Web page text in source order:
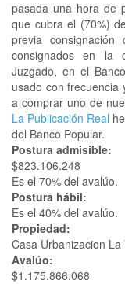
pasada una hora de
que cubra el (70%)
previa
consignados en la
Juzgado, en el
usado con
a comprar uno de
La Publicación Real
del Banco Popular.
Postura admisible:
$823.106.248
Es el 70% del avalúo.
Postura hábil:
Es el 40% del avalúo.
Propiedad:
Casa Urbanizacion
Avalúo:
$1.175.866.068